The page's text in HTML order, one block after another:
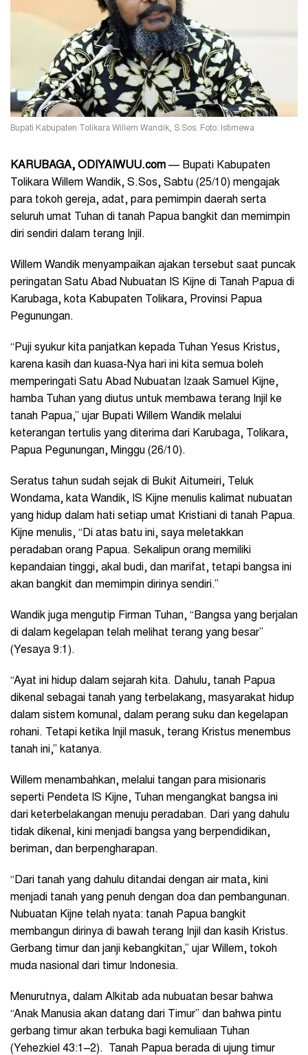
Bupati Kabupaten Tolikara Willem Wandik, S.Sos. Foto: Istimewa
KARUBAGA, ODIYAIWUU.com — Bupati Kabupaten
Tolikara Willem Wandik, S.Sos, Sabtu (25/10) mengajak
para tokoh gereja, adat, para pemimpin daerah serta
seluruh umat Tuhan di tanah Papua bangkit dan memimpin
diri sendiri dalam terang Injil.
Willem Wandik menyampaikan ajakan tersebut saat puncak
peringatan Satu Abad Nubuatan IS Kijne di Tanah Papua di
Karubaga, kota Kabupaten Tolikara, Provinsi Papua
Pegunungan.
“Puji syukur kita panjatkan kepada Tuhan Yesus Kristus,
karena kasih dan kuasa-Nya hari ini kita semua boleh
memperingati Satu Abad Nubuatan Izaak Samuel Kijne,
hamba Tuhan yang diutus untuk membawa terang Injil ke
tanah Papua,” ujar Bupati Willem Wandik melalui
keterangan tertulis yang diterima dari Karubaga, Tolikara,
Papua Pegunungan, Minggu (26/10).
Seratus tahun sudah sejak di Bukit Aitumeiri, Teluk
Wondama, kata Wandik, IS Kijne menulis kalimat nubuatan
yang hidup dalam hati setiap umat Kristiani di tanah Papua.
Kijne menulis, “Di atas batu ini, saya meletakkan
peradaban orang Papua. Sekalipun orang memiliki
kepandaian tinggi, akal budi, dan marifat, tetapi bangsa ini
akan bangkit dan memimpin dirinya sendiri.”
Wandik juga mengutip Firman Tuhan, “Bangsa yang berjalan
di dalam kegelapan telah melihat terang yang besar”
(Yesaya 9:1).
“Ayat ini hidup dalam sejarah kita. Dahulu, tanah Papua
dikenal sebagai tanah yang terbelakang, masyarakat hidup
dalam sistem komunal, dalam perang suku dan kegelapan
rohani. Tetapi ketika Injil masuk, terang Kristus menembus
tanah ini,” katanya.
Willem menambahkan, melalui tangan para misionaris
seperti Pendeta IS Kijne, Tuhan mengangkat bangsa ini
dari keterbelakangan menuju peradaban. Dari yang dahulu
tidak dikenal, kini menjadi bangsa yang berpendidikan,
beriman, dan berpengharapan.
“Dari tanah yang dahulu ditandai dengan air mata, kini
menjadi tanah yang penuh dengan doa dan pembangunan.
Nubuatan Kijne telah nyata: tanah Papua bangkit
membangun dirinya di bawah terang Injil dan kasih Kristus.
Gerbang timur dan janji kebangkitan,” ujar Willem, tokoh
muda nasional dari timur Indonesia.
Menurutnya, dalam Alkitab ada nubuatan besar bahwa
“Anak Manusia akan datang dari Timur” dan bahwa pintu
gerbang timur akan terbuka bagi kemuliaan Tuhan
(Yehezkiel 43:1–2). Tanah Papua berada di ujung timur